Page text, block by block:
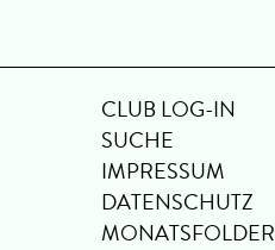
CLUB LOG-IN
SUCHE
IMPRESSUM
DATENSCHUTZ
MONATSFOLDER